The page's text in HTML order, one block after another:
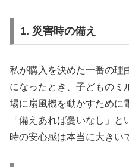
1. 災害時の備え
私が購入を決めた一番の理
になったとき、子どものミ
場に扇風機を動かすために
「備えあれば憂いなし」
時の安心感は本当に大きい